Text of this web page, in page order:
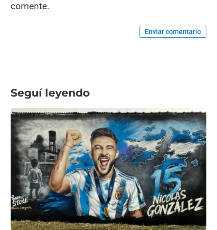
comente.
Enviar comentario
Seguí leyendo